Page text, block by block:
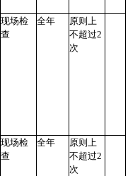
现场检
查
全年
原则上
不超过2
次
现场检
查
全年
原则上
不超过2
次